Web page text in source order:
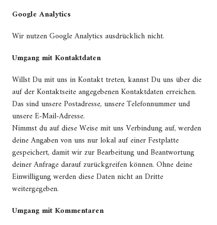
Google Analytics
Wir nutzen Google Analytics ausdrücklich nicht.
Umgang mit Kontaktdaten
Willst Du mit uns in Kontakt treten, kannst Du uns über die
auf der Kontaktseite angegebenen Kontaktdaten erreichen.
Das sind unsere Postadresse, unsere Telefonnummer und
unsere E-Mail-Adresse.
Nimmst du auf diese Weise mit uns Verbindung auf, werden
deine Angaben von uns nur lokal auf einer Festplatte
gespeichert, damit wir zur Bearbeitung und Beantwortung
deiner Anfrage darauf zurückgreifen können. Ohne deine
Einwilligung werden diese Daten nicht an Dritte
weitergegeben.
Umgang mit Kommentaren